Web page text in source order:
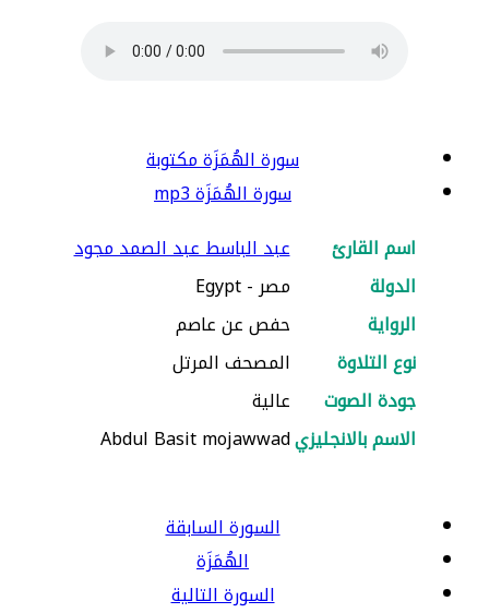
سورة الهُمَزَة مكتوبة
سورة الهُمَزَة mp3
اسم القارئ
عبد الباسط عبد الصمد مجود
الدولة
مصر - Egypt
الرواية
حفص عن عاصم
نوع التلاوة
المصحف المرتل
جودة الصوت
عالية
الاسم بالانجليزيAbdul Basit mojawwad
السورة السابقة
الهُمَزَة
السورة التالية